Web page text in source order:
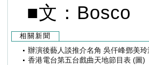
■文：Bosco
相關新聞
辦演後藝人談推介名角 吳仟峰鄧美
香港電台第五台戲曲天地節目表 (圖)